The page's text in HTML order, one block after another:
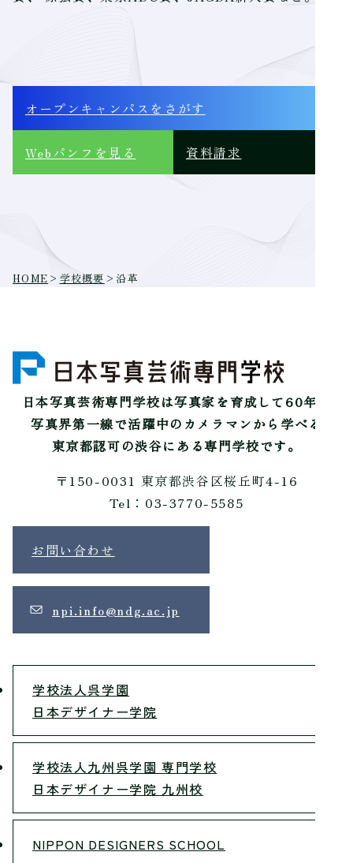
オープンキャンパス をさがす
Webパンフ を見る 資料請求
HOME > 学校概要 > 沿革
日本写真芸術専門学校は写真家を育成して60年。
写真界第一線で活躍中のカメラマンから学べる
東京都認可の渋谷にある専門学校です。
〒150-0031 東京都渋谷区桜丘町4-16
Tel：03-3770-5585
お問い合わせ
npi.info@ndg.ac.jp
学校法人呉学園
日本デザイナー学院
学校法人九州呉学園 専門学校
日本デザイナー学院 九州校
NIPPON DESIGNERS SCHOOL